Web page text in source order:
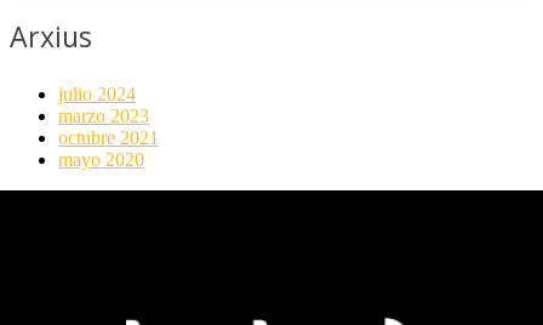
Arxius
julio 2024
marzo 2023
octubre 2021
mayo 2020